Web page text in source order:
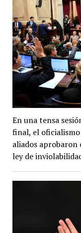
En una tensa
final, el
aliados aprobaron
ley de